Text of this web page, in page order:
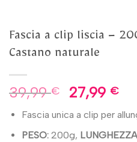
Fascia a clip liscia –
Castano naturale
39,99€ 27,99 €
Fascia unica a clip per
PESO:200g,